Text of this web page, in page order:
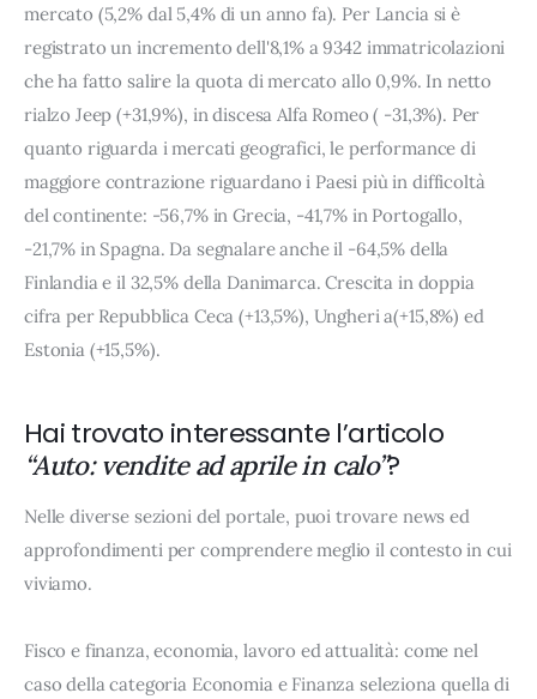
mercato (5,2% dal 5,4% di un anno fa). Per Lancia si è
registrato un incremento dell'8,1% a 9342 immatricolazioni
che ha fatto salire la quota di mercato allo 0,9%. In netto
rialzo Jeep (+31,9%), in discesa Alfa Romeo ( -31,3%). Per
quanto riguarda i mercati geografici, le performance di
maggiore contrazione riguardano i Paesi più in difficoltà
del continente: -56,7% in Grecia, -41,7% in Portogallo,
-21,7% in Spagna. Da segnalare anche il -64,5% della
Finlandia e il 32,5% della Danimarca. Crescita in doppia
cifra per Repubblica Ceca (+13,5%), Ungheri a(+15,8%) ed
Estonia (+15,5%).
Hai trovato interessante l’articolo
“Auto: vendite ad aprile in calo”?
Nelle diverse sezioni del portale, puoi trovare news ed
approfondimenti per comprendere meglio il contesto in cui
viviamo.
Fisco e finanza, economia, lavoro ed attualità: come nel
caso della categoria Economia e Finanza seleziona quella di